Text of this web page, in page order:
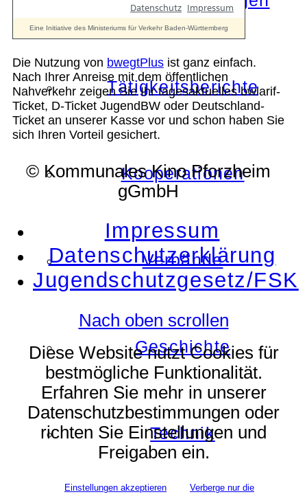
Tätigkeitsberichte
Kooperationen
Verbände
Geschichte
Technik
Die Nutzung von bwegtPlus ist ganz einfach.
Nach Ihrer Anreise mit dem öffentlichen
Nahverkehr zeigen Sie Ihr tagesaktuelles bwlarif-
Ticket, D-Ticket JugendBW oder Deutschland-
Ticket an unserer Kasse vor und schon haben Sie
sich Ihren Vorteil gesichert.
© Kommunales Kino Pforzheim
gGmbH
Impressum
Datenschutzerklärung
Jugendschutzgesetz/FSK
Nach oben scrollen
Diese Website nutzt Cookies für
bestmögliche Funktionalität.
Erfahren Sie mehr in unserer
Datenschutzbestimmungen oder
richten Sie Einstellungen und
Freigaben ein.
Einstellungen akzeptieren
Verberge nur die